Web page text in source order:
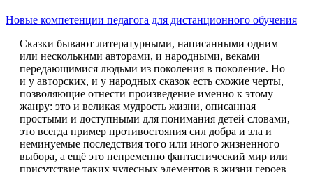
Новые компетенции педагога для дистанционного обучения
Сказки бывают литературными, написанными одним
или несколькими авторами, и народными, веками
передающимися людьми из поколения в поколение. Но
и у авторских, и у народных сказок есть схожие черты,
позволяющие отнести произведение именно к этому
жанру: это и великая мудрость жизни, описанная
простыми и доступными для понимания детей словами,
это всегда пример противостояния сил добра и зла и
неминуемые последствия того или иного жизненного
выбора, а ещё это непременно фантастический мир или
присутствие таких чудесных элементов в жизни героев